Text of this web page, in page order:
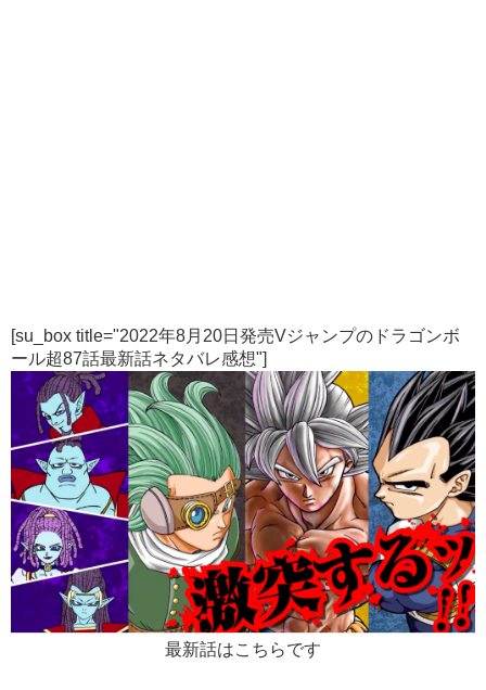
[su_box title="2022年8月20日発売Vジャンプのドラゴンボ
ール超87話最新話ネタバレ感想"]
最新話はこちらです